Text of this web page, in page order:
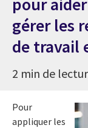
gérer les
de travail
2 min de
Pour
appliquer les